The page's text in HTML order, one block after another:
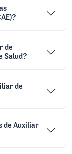
de
Salud?
de
de Auxiliar